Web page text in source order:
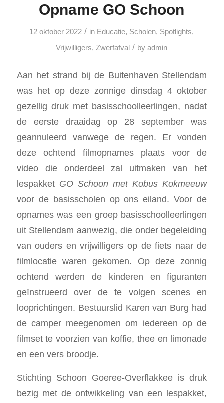
Opname GO Schoon
12 oktober 2022 / in Educatie, Scholen, Spotlights,
Vrijwilligers,Zwerfafval / byadmin
Aan het strand bij de Buitenhaven Stellendam
was het op deze zonnige dinsdag 4 oktober
gezellig druk met basisschoolleerlingen, nadat
de eerste draaidag op 28 september was
geannuleerd vanwege de regen. Er vonden
deze ochtend filmopnames plaats voor de
video die onderdeel zal uitmaken van het
lespakket GO Schoon met Kobus Kokmeeuw
voor de basisscholen op ons eiland. Voor de
opnames was een groep basisschoolleerlingen
uit Stellendam aanwezig, die onder begeleiding
van ouders en vrijwilligers op de fiets naar de
filmlocatie waren gekomen. Op deze zonnig
ochtend werden de kinderen en figuranten
geïnstrueerd over de te volgen scenes en
looprichtingen. Bestuurslid Karen van Burg had
de camper meegenomen om iedereen op de
filmset te voorzien van koffie, thee en limonade
en een vers broodje.
Stichting Schoon Goeree-Overflakkee is druk
bezig met de ontwikkeling van een lespakket,